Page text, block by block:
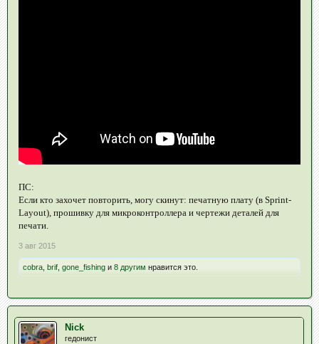
ПС:
Если кто захочет повторить, могу скинут: печатную плату (в Sprint-
Layout), прошивку для микроконтроллера и чертежи деталей для
печати.
3 авг 2015
cobra brif gone_fishing и 8 другим нравится это.
Nick
гедонист